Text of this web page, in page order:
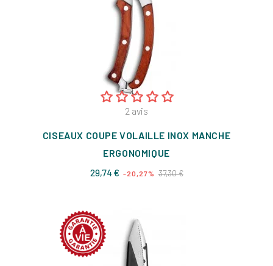
2 avis
CISEAUX COUPE VOLAILLE INOX MANCHE
ERGONOMIQUE
29,74 € Prix
-20,27% 37,30 €Prix